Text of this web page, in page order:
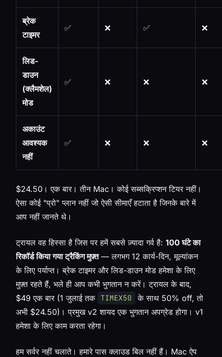
ब्रेक
टाइमर
✅ ❌ ✅ ❌
लिड-
डाउन
(क्लैमशेल)
मोड
✅ ❌ ❌ ❌
अकाउंट
आवश्यक
नहीं
✅ ❌ ❌ ❌
$24.50। एक बार। तीन Mac। कोई सब्सक्रिप्शन टियर नहीं।
ऐसा कोई "प्रो" प्लान नहीं जो ऐसी सीमाएँ हटाता है जिनके बारे में
आप नहीं जानते थे।
ट्रायल वह हिस्सा है जिस पर हमें सबसे ज़्यादा गर्व है: 100 घंटे का
रिकॉर्ड किया गया ट्रैकिंग मुफ़्त— लगभग 12 कार्य-दिन, मूल्यांकन
के लिए पर्याप्त। ब्रेक टाइमर और लिड-डाउन मोड हमेशा के लिए
मुफ़्त रहते हैं, भले ही आप कभी भुगतान न करें। ट्रायल के बाद,
$49 एक बार (1 जुलाई तक TIMEX50
के साथ 50% off, तो
अभी $24.50)। प्रमुख v2 शायद एक भुगतान अपग्रेड होगा। v1
हमेशा के लिए काम करता रहेगा।
हम सर्वर नहीं चलाते। हमारे पास क्लाउड बिल नहीं हैं। Mac ऐप